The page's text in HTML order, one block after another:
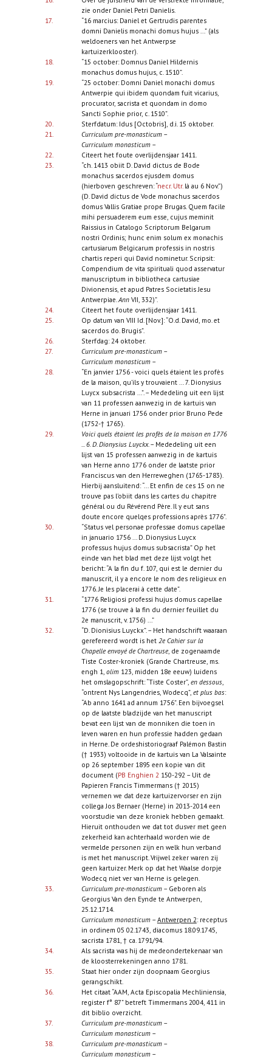
zie onder Daniel Petri Danielis.
17.
“16 marcius: Daniel et Gertrudis parentes
domni Danielis monachi domus hujus ...” (als
weldoeners van het Antwerpse
kartuizerklooster).
18.
“15 october: Domnus Daniel Hildernis
monachus domus hujus, c. 1510”.
19.
“25 october: Domni Daniel monachi domus
Antwerpie qui ibidem quondam fuit vicarius,
procurator, sacrista et quondam in domo
Sancti Sophie prior, c. 1510”.
20.
Sterfdatum: Idus [Octobris], d.i. 15 oktober.
21.
Curriculum pre-monasticum–
Curriculum monasticum–
22.
Citeert het foute overlijdensjaar 1411.
23.
“ch. 1413 obiit D. David dictus de Bode
monachus sacerdos ejusdem domus
(hierboven geschreven: “necr. Utr.là au 6 Nov.”)
(D. David dictus de Vode monachus sacerdos
domus Vallis Gratiae prope Brugas. Quem facile
mihi persuaderem eum esse, cujus meminit
Raissius in Catalogo Scriptorum Belgarum
nostri Ordinis; hunc enim solum ex monachis
cartusiarum Belgicarum professis in nostris
chartis reperi qui David nominetur. Scripsit:
Compendium de vita spirituali quod asservatur
manuscriptum in bibliotheca cartusiae
Divionensis, et apud Patres Societatis Jesu
Antwerpiae. AnnVII, 332)”.
24.
Citeert het foute overlijdensjaar 1411.
25.
Op datum van VIII Id. [Nov.]: “O.d. David, mo. et
sacerdos do. Brugis”.
26.
Sterfdag: 24 oktober.
27.
Curriculum pre-monasticum–
Curriculum monasticum–
28.
“En janvier 1756 - voici quels étaient les profès
de la maison, qu’ils y trouvaient ... 7. Dionysius
Luycx subsacrista ...”. – Mededeling uit een lijst
van 11 professen aanwezig in de kartuis van
Herne in januari 1756 onder prior Bruno Pede
(1752-† 1765).
29.
Voici quels étaient les profès de la maison en 1776
... 6. D. Dionysius Luyckx. – Mededeling uit een
lijst van 15 professen aanwezig in de kartuis
van Herne anno 1776 onder de laatste prior
Franciscus van den Herreweghen (1765-1783).
Hierbij aansluitend: “... Et enfin de ces 15 on ne
trouve pas l’obiit dans les cartes du chapitre
général ou du Révérend Père. Il y eut sans
doute encore quelqes professions après 1776”.
30.
“Status vel personae professae domus capellae
in januario 1756 ... D. Dionysius Luycx
professus hujus domus subsacrista” Op het
einde van het blad met deze lijst volgt het
bericht: “A la fin du f. 107, qui est le dernier du
manuscrit, il y a encore le nom des religieux en
1776. Je les placerai à cette date”.
31.
“1776 Religiosi professi hujus domus capellae
1776 (se trouve à la fin du dernier feuillet du
2e manuscrit, v. 1756) ...”
32.
“D. Dionisius Luyckx”. – Het handschrift waaraan
gerefereerd wordt is het 2e Cahier sur la
Chapelle envoyé de Chartreuse, de zogenaamde
Tiste Coster-kroniek (Grande Chartreuse, ms.
engh 1, olim123, midden 18e eeuw) luidens
het omslagopschrift: “Tiste Coster”, en dessous,
“ontrent Nys Langendries, Wodecq”, et plus bas:
“Ab anno 1641 ad annum 1756”. Een bijvoegsel
op de laatste bladzijde van het manuscript
bevat een lijst van de monniken die toen in
leven waren en hun professie hadden gedaan
in Herne. De ordeshistoriograaf Palémon Bastin
(† 1933) voltooide in de kartuis van La Valsainte
op 26 september 1895 een kopie van dit
document (PB Enghien 2 150-292 – Uit de
Papieren Francis Timmermans († 2015)
vernemen we dat deze kartuizervorser en zijn
collega Jos Bernaer (Herne) in 2013-2014 een
voorstudie van deze kroniek hebben gemaakt.
Hieruit onthouden we dat tot dusver met geen
zekerheid kan achterhaald worden wie de
vermelde personen zijn en welk hun verband
is met het manuscript. Vrijwel zeker waren zij
geen kartuizer. Merk op dat het Waalse dorpje
Wodecq niet ver van Herne is gelegen.
33.
Curriculum pre-monasticum– Geboren als
Georgius Van den Eynde te Antwerpen,
25.12.1714.
Curriculum monasticum–Antwerpen 2: receptus
in ordinem 05 02.1743, diacomus 18.09.1745,
sacrista 1781, † ca. 1791/94.
34.
Als sacrista was hij de medeondertekenaar van
de kloosterrekeningen anno 1781.
35.
Staat hier onder zijn doopnaam Georgius
gerangschikt.
36.
Het citaat “AAM, Acta Episcopalia Mechliniensia,
register f° 87” betreft Timmermans 2004, 411 in
dit biblio overzicht.
37.
Curriculum pre-monasticum–
Curriculum monasticum–
38.
Curriculum pre-monasticum–
Curriculum monasticum–